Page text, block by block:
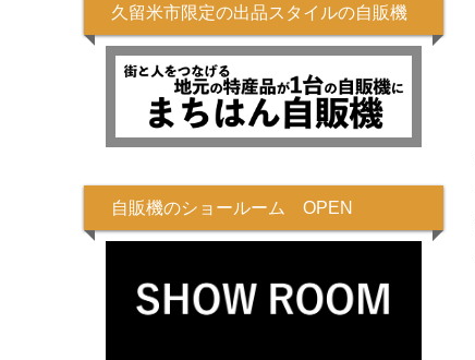
久留米市限定の出品スタイルの自販機
自販機のショールーム OPEN